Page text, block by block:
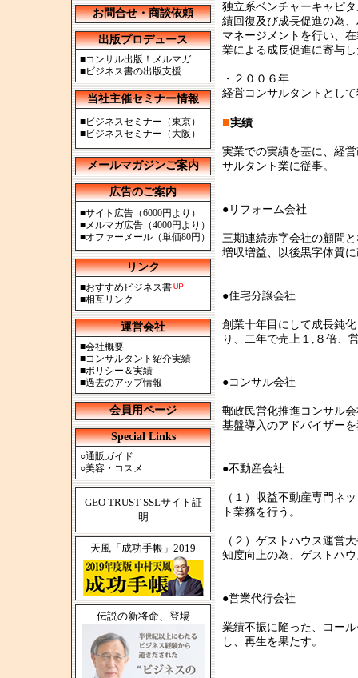
お問合せ・商談依頼
出版プロデュース
■コンサル出版！メルマガ
■ビジネス書の出版支援
当社主催セミナー情報
■ビジネスセミナー（東京）
■ビジネスセミナー（大阪）
メールマガジンご案内
広告のご案内
■サイト広告（6000円より）
■メルマガ広告（4000円より）
■オファーメール（単価80円）
リンク
■おすすめビジネス書
■相互リンク
運営会社
■会社概要
■コンサルタント紹介実績
■ポリシー＆実績
■過去のアップ情報
会員用ページ
Special Links
○通販ガイド
○美容・コスメ
GEO TRUST SSLサイト証
明
天風「成功手帳」2019
伝説の新将命、登場
独立系ベンチャーキャピ
績回復及び成長促進の為
マネージメントを行い、
業による成長促進に寄与
・２００６年
経営コンサルタントとし
■実績
実業での実績を基に、経
サルタント業に従事。
●リフォーム会社
三期連続赤字会社の顧問
増収増益、以後黒字体質
●住宅分譲会社
創業十年目にして成長鈍
り、二年で売上１
●コンサル会社
郵政民営化推進コンサル
基盤導入のアド
●不動産会社
（１）収益不動産専門ネ
ト業務を行
（２）ゲストハウス運営
知度向上の為、ゲストハ
●営業代
業績不振に陥った、コー
し、再生を果たす。